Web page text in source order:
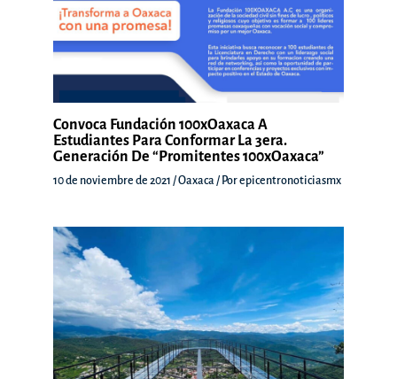
Convoca Fundación 100xOaxaca A
Estudiantes Para Conformar La 3era.
Generación De “Promitentes 100xOaxaca”
10 de noviembre de 2021 /Oaxaca / Porepicentronoticiasmx